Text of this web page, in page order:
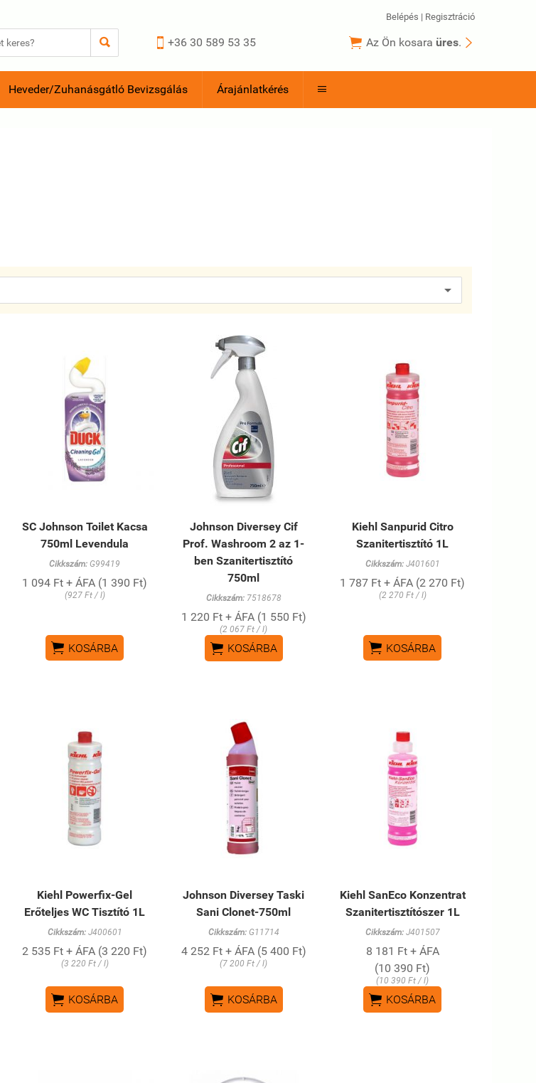
  +36 30 589 53 35  Az Ön kosara üres. 
Belépés | Regisztráció
Heveder/Zuhanásgátló Bevizsgálás Árajánlatkérés 
SC Johnson Toilet Kacsa
750ml Levendula
Cikkszám: G99419
1 094 Ft + ÁFA (1 390 Ft)
(927 Ft / l)
 KOSÁRBA
Johnson Diversey Cif
Prof. Washroom 2 az 1-
ben Szanitertisztító
750ml
Cikkszám:7518678
1 220 Ft + ÁFA (1 550 Ft)
(2 067 Ft / l)
 KOSÁRBA
Kiehl Sanpurid Citro
Szanitertisztító 1L
Cikkszám:J401601
1 787 Ft + ÁFA (2 270 Ft)
(2 270 Ft / l)
 KOSÁRBA
Kiehl Powerfix-Gel
Erőteljes WC Tisztító 1L
Cikkszám:J400601
2 535 Ft + ÁFA (3 220 Ft)
(3 220 Ft / l)
 KOSÁRBA
Johnson Diversey Taski
Sani Clonet-750ml
Cikkszám:G11714
4 252 Ft + ÁFA (5 400 Ft)
(7 200 Ft / l)
 KOSÁRBA
Kiehl SanEco Konzentrat
Szanitertisztítószer 1L
Cikkszám:J401507
8 181 Ft + ÁFA
(10 390 Ft)
(10 390 Ft / l)
 KOSÁRBA